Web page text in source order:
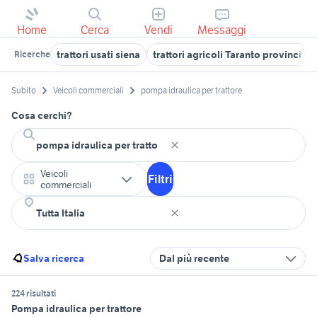
Home Cerca Vendi Messaggi
Ricerche trattori usati siena trattori agricoli Taranto provincia
Subito Veicoli commerciali pompa idraulica per trattore
Cosa cerchi?
Veicoli
commerciali
Filtri
Salva ricerca Dal più recente
224 risultati
Pompa idraulica per trattore